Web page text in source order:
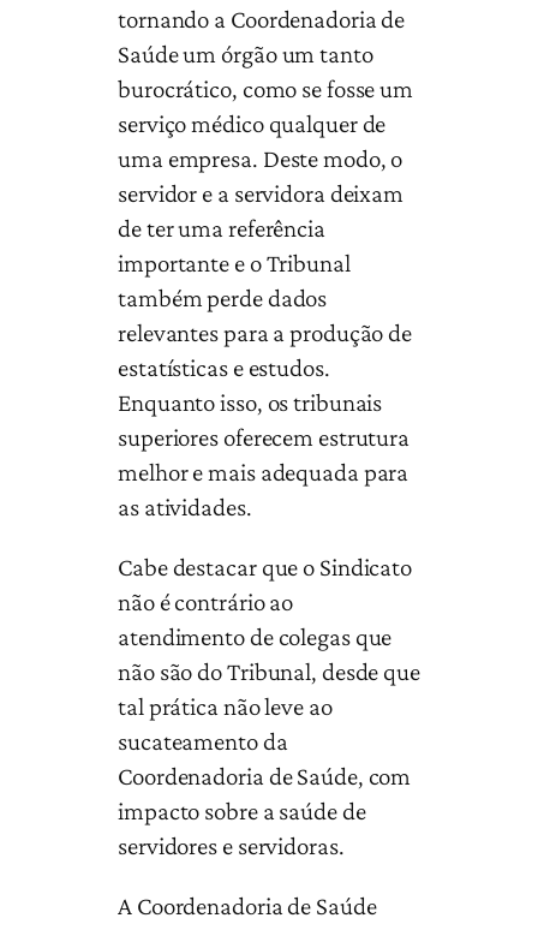
tornando a Coordenadoria de
Saúde um órgão um tanto
burocrático, como se fosse um
serviço médico qualquer de
uma empresa. Deste modo, o
servidor e a servidora deixam
de ter uma referência
importante e o Tribunal
também perde dados
relevantes para a produção de
estatísticas e estudos.
Enquanto isso, os tribunais
superiores oferecem estrutura
melhor e mais adequada para
as atividades.
Cabe destacar que o Sindicato
não é contrário ao
atendimento de colegas que
não são do Tribunal, desde que
tal prática não leve ao
sucateamento da
Coordenadoria de Saúde, com
impacto sobre a saúde de
servidores e servidoras.
A Coordenadoria de Saúde